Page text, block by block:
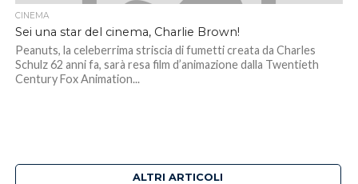
CINEMA
Sei una star del cinema, Charlie Brown!
Peanuts, la celeberrima striscia di fumetti creata da Charles
Schulz 62 anni fa, sarà resa film d’animazione dalla Twentieth
Century Fox Animation...
ALTRI ARTICOLI